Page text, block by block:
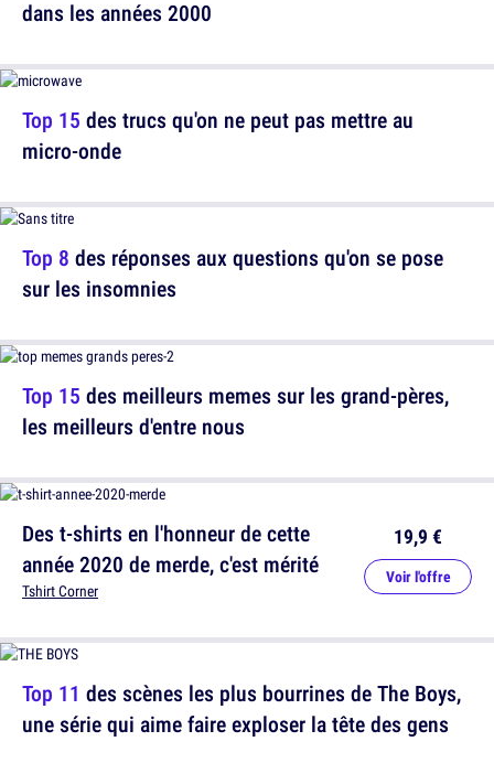
Top 15 des trucs qu'on ne peut pas mettre au
micro-onde
Top 15 des meilleurs memes sur les grand-pères,
les meilleurs d'entre nous
Top 11 des scènes les plus bourrines de The Boys,
une série qui aime faire exploser la tête des gens
dans les années 2000
Top 8 des réponses aux questions qu'on se pose
sur les insomnies
Des t-shirts en l'honneur de cette
année 2020 de merde, c'est mérité
Tshirt Corner
19,9 €
Voir l'offre